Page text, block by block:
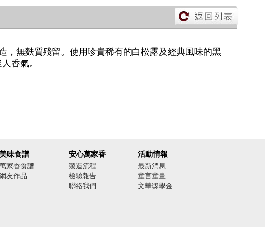
，無麩質殘留。使用珍貴稀有的白松露及經典風味的黑
香氣。
美味食譜
萬家香食譜
網友作品
安心萬家香
製造流程
檢驗報告
聯絡我們
活動情報
最新消息
童言童畫
文華獎學金